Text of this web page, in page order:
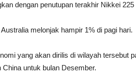
dengan penutupan terakhir Nikkei 225
melonjak hampir 1% di pagi hari.
yang akan dirilis di wilayah tersebut
China untuk bulan Desember.